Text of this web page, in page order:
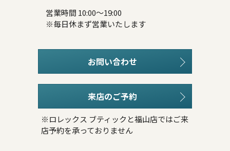
営業時間 10:00～19:00
※毎日休まず営業いたします
お問い合わせ
来店のご予約
※ロレックス ブティックと福山店ではご来
店予約を承っておりません